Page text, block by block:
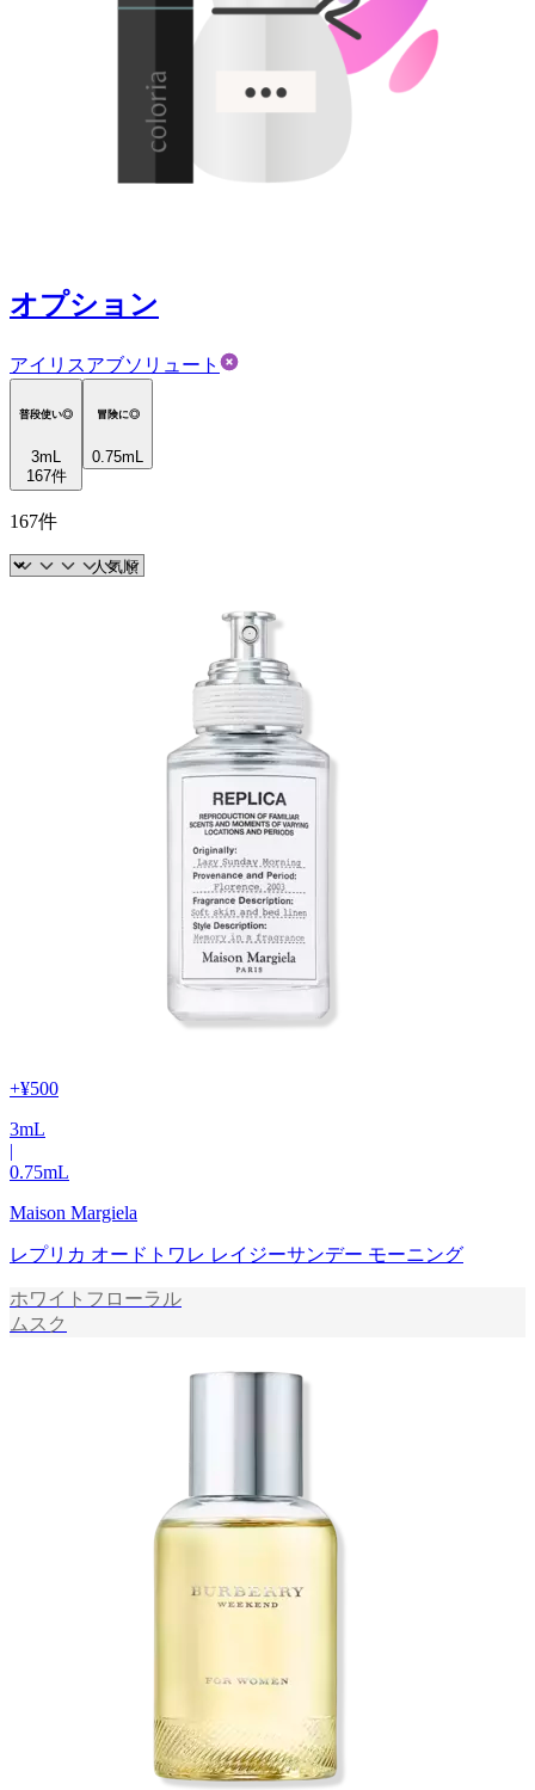
オプション
アイリスアブソリュート
普段使い◎
3mL
167件
冒険に◎
0.75mL
167件
+¥500
3mL
|
0.75mL
Maison Margiela
レプリカ オードトワレ レイジーサンデー モーニング
ホワイトフローラル
ムスク